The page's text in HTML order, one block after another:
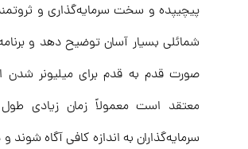
پیچیپده و سخت سرمایه‌گذاری و
شمائلی بسیار آسان توضیح دهد و
صورت قدم به قدم برای میلیونر شدن
معتقد است معمولاً زمان زیادی
سرمایه‌گذاران به اندازه کافی آگاه شوند